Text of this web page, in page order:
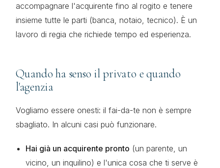
accompagnare l'acquirente fino al rogito e tenere
insieme tutte le parti (banca, notaio, tecnico). È un
lavoro di regia che richiede tempo ed esperienza.
Quando ha senso il privato e quando
l'agenzia
Vogliamo essere onesti: il fai-da-te non è sempre
sbagliato. In alcuni casi può funzionare.
Hai già un acquirente pronto (un parente, un
vicino, un inquilino) e l'unica cosa che ti serve è